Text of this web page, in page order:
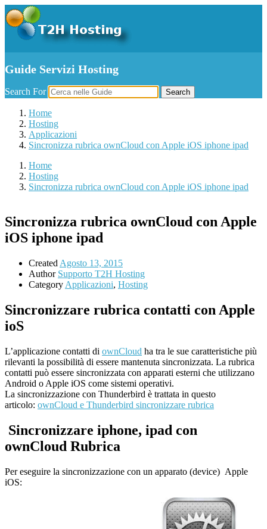
Guide Servizi Hosting
Search For Search
Home
Hosting
Applicazioni
Sincronizza rubrica ownCloud con Apple iOS iphone ipad
Home
Hosting
Sincronizza rubrica ownCloud con Apple iOS iphone ipad
Sincronizza rubrica ownCloud con Apple
iOS iphone ipad
Created Agosto 13, 2015
Author Supporto T2H Hosting
Category Applicazioni, Hosting
Sincronizzare rubrica contatti con Apple
ioS
L’applicazione contatti di ownCloud ha tra le sue caratteristiche più
rilevanti la possibilità di essere mantenuta sincronizzata. La rubrica
contatti può essere sincronizzata con apparati esterni che utilizzano
Android o Apple iOS come sistemi operativi.
La sincronizzazione con Thunderbird è trattata in questo
articolo: ownCloud e Thunderbird sincronizzare rubrica
Sincronizzare iphone, ipad con
ownCloud Rubrica
Per eseguire la sincronizzazione con un apparato (device) Apple
iOS: